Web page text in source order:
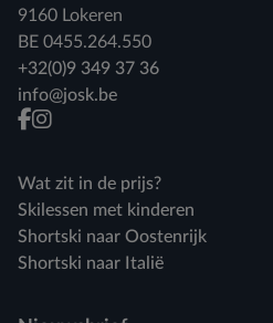
9160 Lokeren
BE 0455.264.550
+32(0)9 349 37 36
info@josk.be
facebook
instagram
Wat zit in de prijs?
Skilessen met kinderen
Shortski naar Oostenrijk
Shortski naar Italië